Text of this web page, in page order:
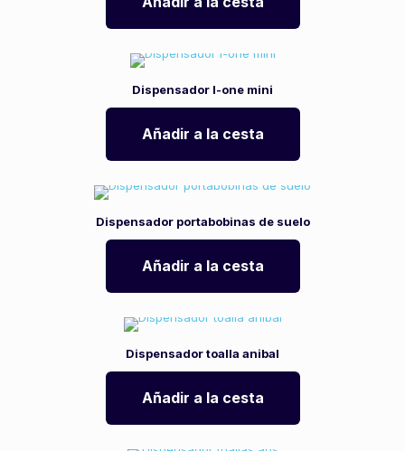
Dispensador l-one mini
Añadir a la cesta
Dispensador portabobinas de suelo
Añadir a la cesta
Dispensador toalla anibal
Añadir a la cesta